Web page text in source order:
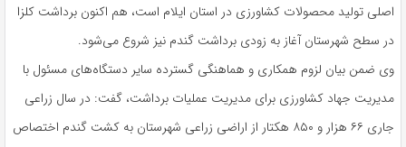
اصلی تولید محصولات کشاورزی در استان ایلام است، هم اکنون برداشت کلزا
در سطح شهرستان آغاز به زودی برداشت گندم نیز شروع می‌شود.
وی ضمن بیان لزوم همکاری و هماهنگی گسترده سایر دستگاه‌های مسئول با
مدیریت جهاد کشاورزی برای مدیریت عملیات برداشت، گفت: در سال زراعی
جاری ۶۶ هزار و ۸۵۰ هکتار از اراضی زراعی شهرستان به کشت گندم اختصاص